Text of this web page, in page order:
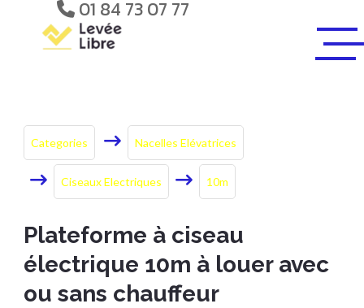
01 84 73 07 77
Categories Nacelles Elévatrices
Ciseaux Electriques 10m
Plateforme à ciseau
électrique 10m à louer avec
ou sans chauffeur